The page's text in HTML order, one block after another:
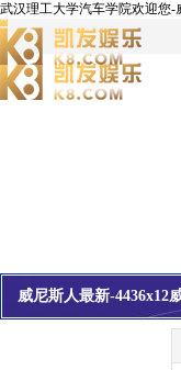
武汉理工大学汽车学院欢迎您-
威尼斯人最新-4436x12